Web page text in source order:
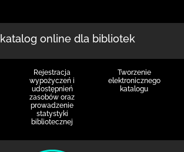
katalog online dla bibliotek
Rejestracja
wypożyczeń i
udostępnień
zasobów oraz
prowadzenie
statystyki
bibliotecznej
Tworzenie
elektronicznego
katalogu